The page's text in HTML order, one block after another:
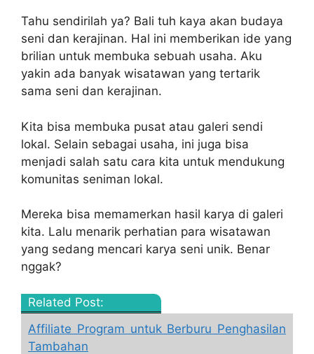
Tahu sendirilah ya? Bali tuh kaya akan budaya
seni dan kerajinan. Hal ini memberikan ide yang
brilian untuk membuka sebuah usaha. Aku
yakin ada banyak wisatawan yang tertarik
sama seni dan kerajinan.
Kita bisa membuka pusat atau galeri sendi
lokal. Selain sebagai usaha, ini juga bisa
menjadi salah satu cara kita untuk mendukung
komunitas seniman lokal.
Mereka bisa memamerkan hasil karya di galeri
kita. Lalu menarik perhatian para wisatawan
yang sedang mencari karya seni unik. Benar
nggak?
Related Post:
Affiliate Program untuk Berburu Penghasilan
Tambahan